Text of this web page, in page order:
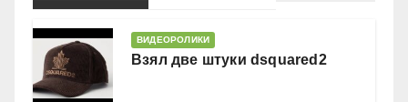
ВИДЕОРОЛИКИ
Взял две штуки dsquared2